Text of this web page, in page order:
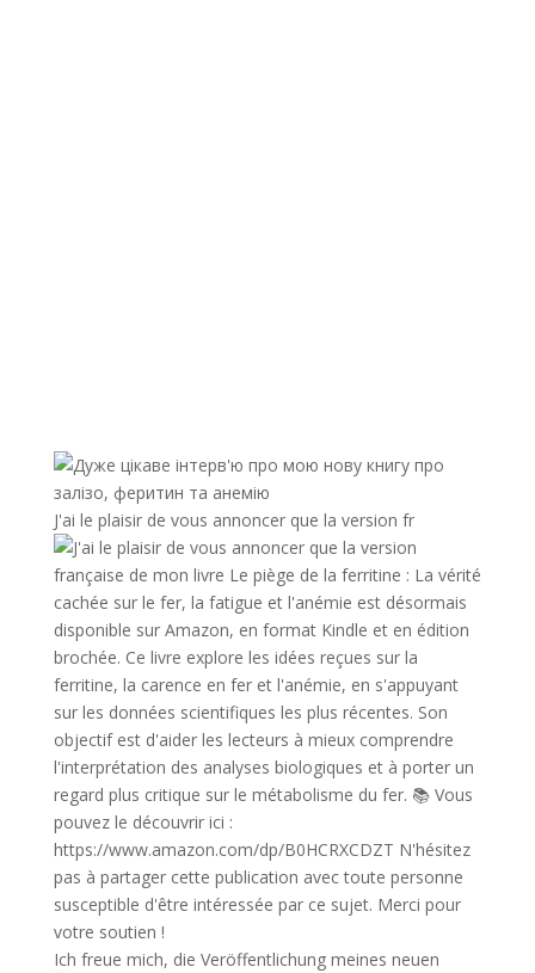
J'ai le plaisir de vous annoncer que la version fr
Ich freue mich, die Veröffentlichung meines neuen